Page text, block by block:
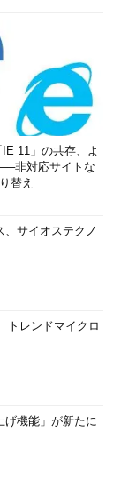
IE 11」の共存、よ
非対応サイトな
替え
サイオステクノ
トレンドマイクロ
げ機能」が新たに